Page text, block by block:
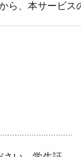
、本サービス